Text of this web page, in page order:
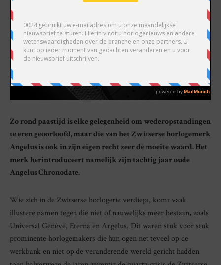
Zo rond paastijd is elke gelegenheid om wederopstandingen
te eren geoorloofd, maar die van het Zwitserse horlogemerk
Angelus is ook in zijn eigen recht zeer de moeite waard. Het
merk herintroduceert namelijk zijn tachtig jaar oude
Angelus Chronodate.
Wie zich in de Zwitserse horlogerie verdiept, komt vaak
illustere namen tegen die niet of nauwelijks meer bestaan, zoals
Universal Genève, Eterna en Angelus. Dit waren stuk voor stuk
prominente horlogemakers die hun ogen net teveel op de
werkbank en niet op de veranderende wereld gericht hadden